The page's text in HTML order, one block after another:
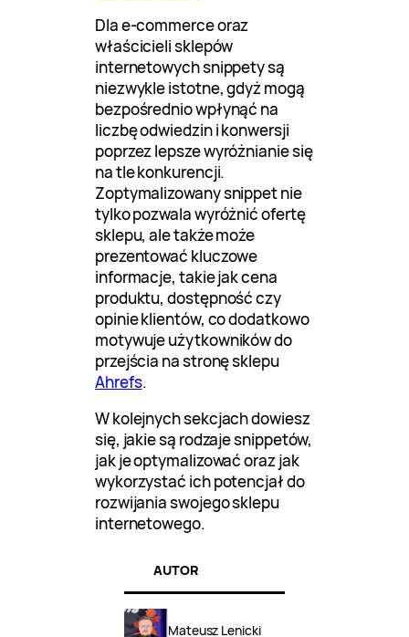
Dla e-commerce oraz
właścicieli sklepów
internetowych snippety są
niezwykle istotne, gdyż mogą
bezpośrednio wpłynąć na
liczbę odwiedzin i konwersji
poprzez lepsze wyróżnianie się
na tle konkurencji.
Zoptymalizowany snippet nie
tylko pozwala wyróżnić ofertę
sklepu, ale także może
prezentować kluczowe
informacje, takie jak cena
produktu, dostępność czy
opinie klientów, co dodatkowo
motywuje użytkowników do
przejścia na stronę sklepu
Ahrefs.
W kolejnych sekcjach dowiesz
się, jakie są rodzaje snippetów,
jak je optymalizować oraz jak
wykorzystać ich potencjał do
rozwijania swojego sklepu
internetowego.
AUTOR
Mateusz Lenicki